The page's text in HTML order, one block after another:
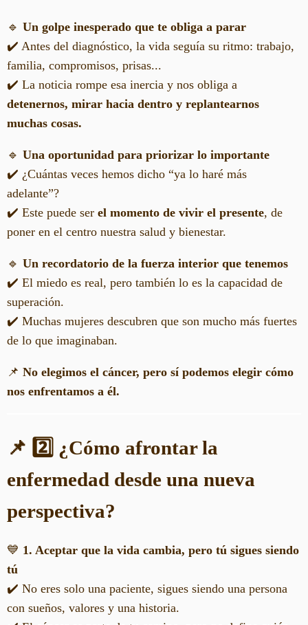
🔹 Un golpe inesperado que te obliga a parar
✔️ Antes del diagnóstico, la vida seguía su ritmo: trabajo,
familia, compromisos, prisas...
✔️ La noticia rompe esa inercia y nos obliga a
detenernos, mirar hacia dentro y replantearnos
muchas cosas.
🔹 Una oportunidad para priorizar lo importante
✔️ ¿Cuántas veces hemos dicho “ya lo haré más
adelante”?
✔️ Este puede ser el momento de vivir el presente, de
poner en el centro nuestra salud y bienestar.
🔹 Un recordatorio de la fuerza interior que tenemos
✔️ El miedo es real, pero también lo es la capacidad de
superación.
✔️ Muchas mujeres descubren que son mucho más fuertes
de lo que imaginaban.
📌 No elegimos el cáncer, pero sí podemos elegir cómo
nos enfrentamos a él.
📌 2️⃣ ¿Cómo afrontar la
enfermedad desde una nueva
perspectiva?
💙 1. Aceptar que la vida cambia, pero tú sigues siendo
tú
✔️ No eres solo una paciente, sigues siendo una persona
con sueños, valores y una historia.